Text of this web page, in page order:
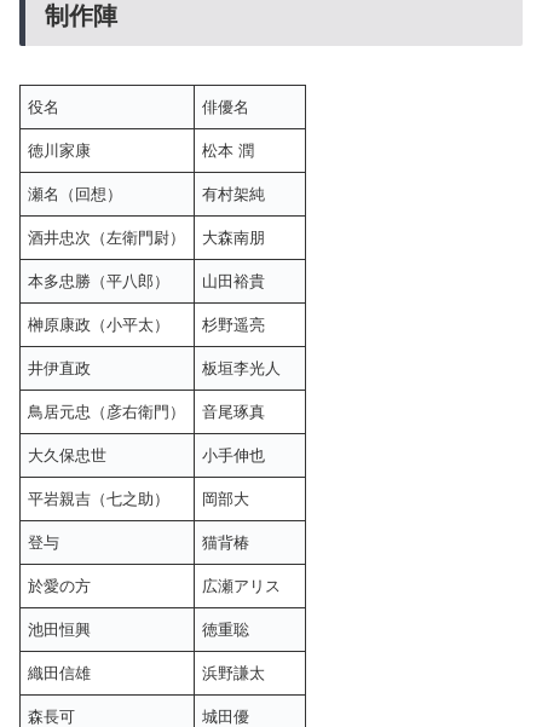
制作陣
役名 俳優名
徳川家康 松本 潤
瀬名（回想） 有村架純
酒井忠次（左衛門尉） 大森南朋
本多忠勝（平八郎） 山田裕貴
榊原康政（小平太） 杉野遥亮
井伊直政 板垣李光人
鳥居元忠（彦右衛門） 音尾琢真
大久保忠世 小手伸也
平岩親吉（七之助） 岡部大
登与 猫背椿
於愛の方 広瀬アリス
池田恒興 徳重聡
織田信雄 浜野謙太
森長可 城田優